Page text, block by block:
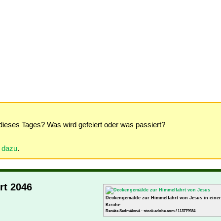
Tages? Was wird gefeiert oder was passiert?
dazu.
Deckengemälde zur Himmelfahrt von Jesus in
Kirche
Renáta Sedmáková - stock.adobe.com / 113779934
2046